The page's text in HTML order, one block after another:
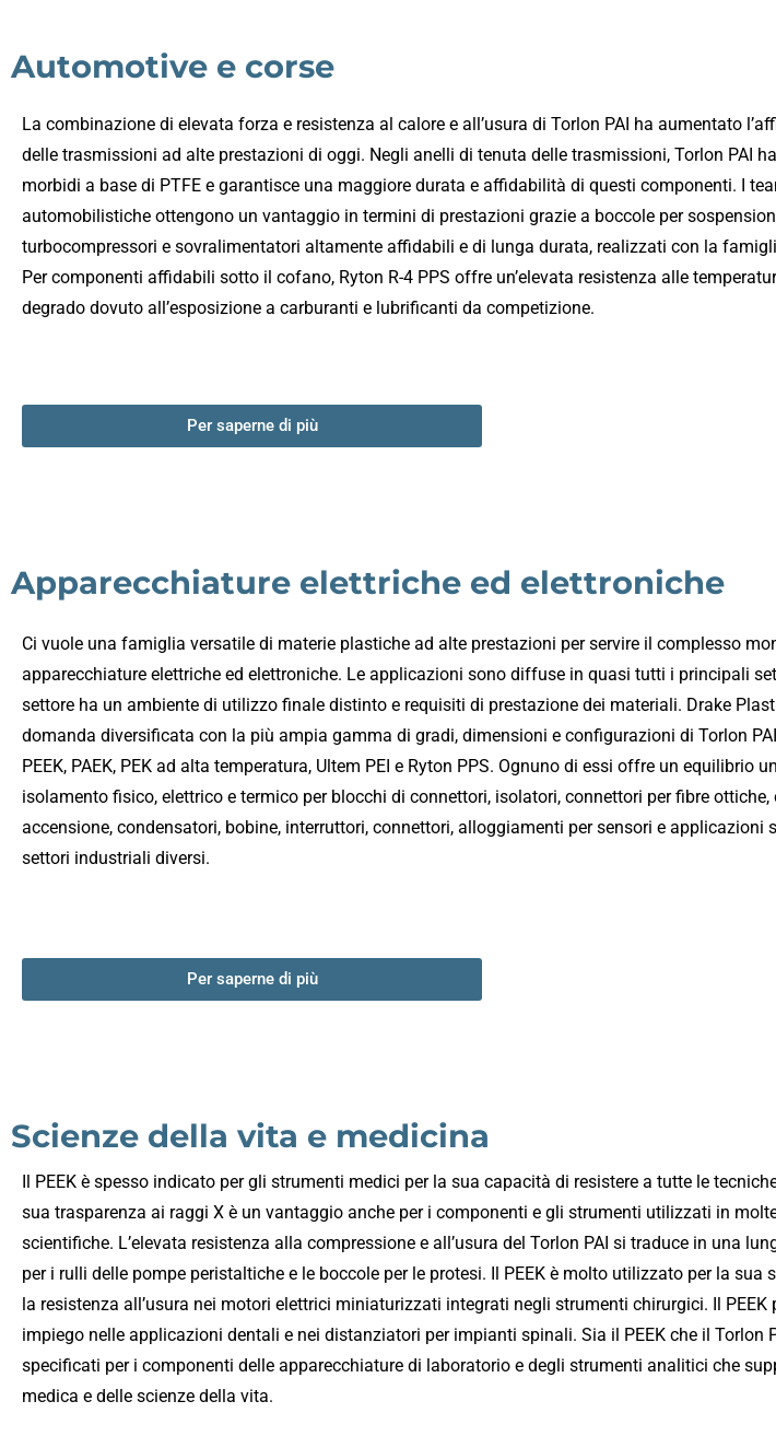
Automotive e corse
La combinazione di elevata forza e resistenza al calore e all’usura di Torlon PAI ha aumentato
delle trasmissioni ad alte prestazioni di oggi. Negli anelli di tenuta delle trasmissioni, Torlon PAI
morbidi a base di PTFE e garantisce una maggiore durata e affidabilità di questi componenti. I
automobilistiche ottengono un vantaggio in termini di prestazioni grazie a boccole per
turbocompressori e sovralimentatori altamente affidabili e di lunga durata, realizzati con la
Per componenti affidabili sotto il cofano, Ryton R-4 PPS offre un’elevata resistenza alle
degrado dovuto all’esposizione a carburanti e lubrificanti da competizione.
Per saperne di più
Apparecchiature elettriche ed elettroniche
Ci vuole una famiglia versatile di materie plastiche ad alte prestazioni per servire il complesso
apparecchiature elettriche ed elettroniche. Le applicazioni sono diffuse in quasi tutti i principali
settore ha un ambiente di utilizzo finale distinto e requisiti di prestazione dei materiali. Drake
domanda diversificata con la più ampia gamma di gradi, dimensioni e configurazioni di Torlon
PEEK, PAEK, PEK ad alta temperatura, Ultem PEI e Ryton PPS. Ognuno di essi offre un equilibrio
isolamento fisico, elettrico e termico per blocchi di connettori, isolatori, connettori per fibre
accensione, condensatori, bobine, interruttori, connettori, alloggiamenti per sensori e
settori industriali diversi.
Per saperne di più
Scienze della vita e medicina
Il PEEK è spesso indicato per gli strumenti medici per la sua capacità di resistere a tutte le
sua trasparenza ai raggi X è un vantaggio anche per i componenti e gli strumenti utilizzati in
scientifiche. L’elevata resistenza alla compressione e all’usura del Torlon PAI si traduce in una
per i rulli delle pompe peristaltiche e le boccole per le protesi. Il PEEK è molto utilizzato per la sua
la resistenza all’usura nei motori elettrici miniaturizzati integrati negli strumenti chirurgici. Il
impiego nelle applicazioni dentali e nei distanziatori per impianti spinali. Sia il PEEK che il Torlon
specificati per i componenti delle apparecchiature di laboratorio e degli strumenti analitici che
medica e delle scienze della vita.